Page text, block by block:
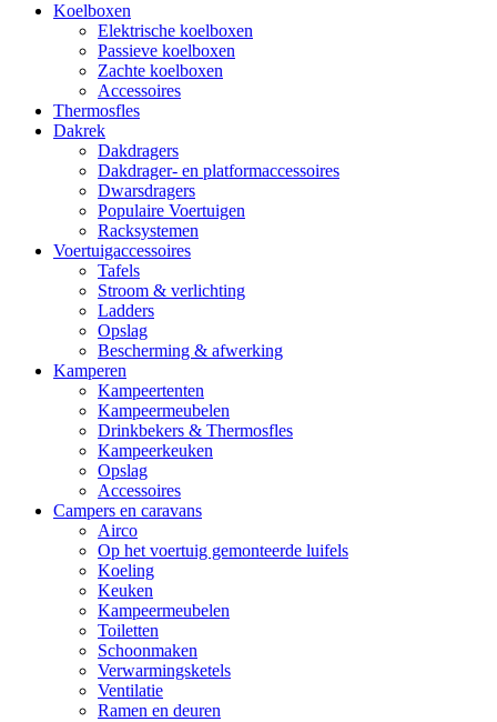
Koelboxen
Elektrische koelboxen
Passieve koelboxen
Zachte koelboxen
Accessoires
Thermosfles
Dakrek
Dakdragers
Dakdrager- en platformaccessoires
Dwarsdragers
Populaire Voertuigen
Racksystemen
Voertuigaccessoires
Tafels
Stroom & verlichting
Ladders
Opslag
Bescherming & afwerking
Kamperen
Kampeertenten
Kampeermeubelen
Drinkbekers & Thermosfles
Kampeerkeuken
Opslag
Accessoires
Campers en caravans
Airco
Op het voertuig gemonteerde luifels
Koeling
Keuken
Kampeermeubelen
Toiletten
Schoonmaken
Verwarmingsketels
Ventilatie
Ramen en deuren